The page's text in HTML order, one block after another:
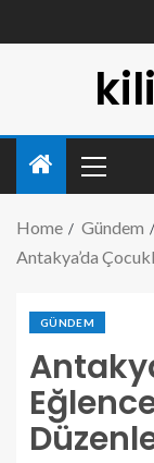
Home
Gündem
Antakya’da
GÜNDEM